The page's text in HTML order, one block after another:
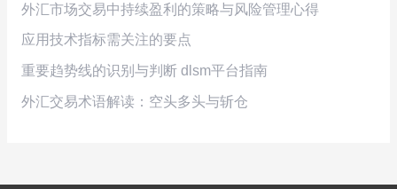
外汇市场交易中持续盈利的策略与风险管理心得
应用技术指标需关注的要点
重要趋势线的识别与判断 dlsm平台指南
外汇交易术语解读：空头多头与斩仓